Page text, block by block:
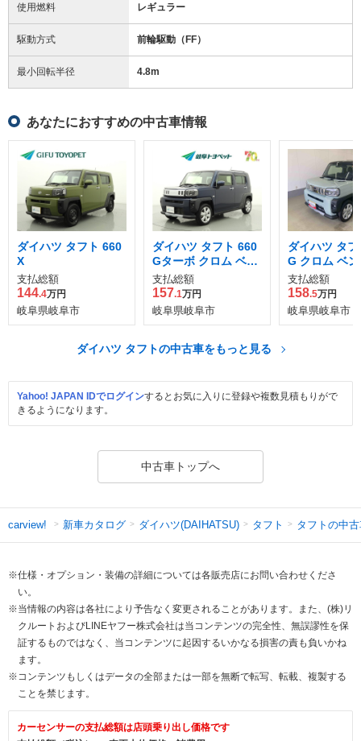
使用燃料 レギュラー
駆動方式 前輪駆動（FF）
最小回転半径 4.8m
あなたにおすすめの中古車情報
ダイハツ タフト 660
X
支払総額
144.4万円
岐阜県岐阜市
ダイハツ タフト 660
Gターボ クロム ベン
チャー
支払総額
157.1万円
岐阜県岐阜市
ダイハツ タ
G クロム ベ
支払総額
158.5万円
岐阜県岐阜市
ダイハツ タフトの中古車をもっと見る
Yahoo! JAPAN IDでログインするとお気に入りに登録や複数見積もりがで
きるようになります。
中古車トップへ
carview! 新車カタログ ダイハツ(DAIHATSU) タフト タフトの中
※仕様・オプション・装備の詳細については各販売店にお問い合わせくださ
い。
※当情報の内容は各社により予告なく変更されることがあります。また、(株)リ
クルートおよびLINEヤフー株式会社は当コンテンツの完全性、無誤謬性を保
証するものではなく、当コンテンツに起因するいかなる損害の責も負いかね
ます。
※コンテンツもしくはデータの全部または一部を無断で転写、転載、複製する
ことを禁じます。
カーセンサーの支払総額は店頭乗り出し価格です